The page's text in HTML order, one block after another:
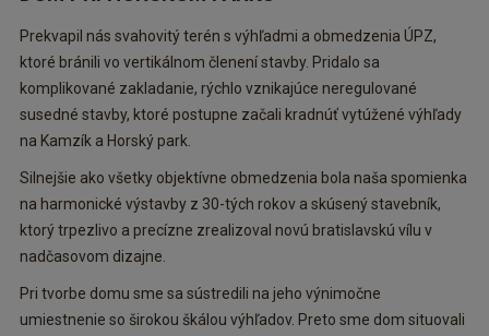
Prekvapil nás svahovitý terén s výhľadmi a obmedzenia ÚPZ,
ktoré bránili vo vertikálnom členení stavby. Pridalo sa
komplikované zakladanie, rýchlo vznikajúce neregulované
susedné stavby, ktoré postupne začali kradnúť vytúžené výhľady
na Kamzík a Horský park.
Silnejšie ako všetky objektívne obmedzenia bola naša spomienka
na harmonické výstavby z 30-tých rokov a skúsený stavebník,
ktorý trpezlivo a precízne zrealizoval novú bratislavskú vílu v
nadčasovom dizajne.
Pri tvorbe domu sme sa sústredili na jeho výnimočne
umiestnenie so širokou škálou výhľadov. Preto sme dom situovali